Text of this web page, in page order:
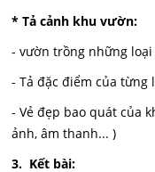
* Tả cảnh khu vườn:
- vườn trồng những loại
- Tả đặc điểm của từng
- Vẻ đẹp bao quát của
ảnh, âm thanh... )
3. Kết bài: